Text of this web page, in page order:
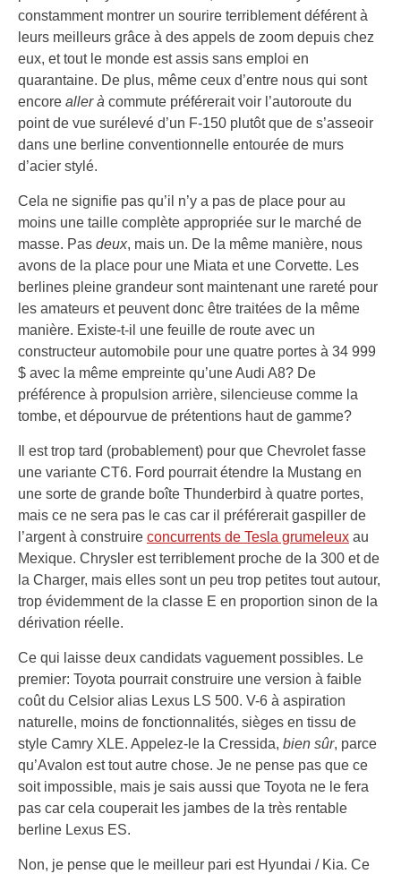
constamment montrer un sourire terriblement déférent à
leurs meilleurs grâce à des appels de zoom depuis chez
eux, et tout le monde est assis sans emploi en
quarantaine. De plus, même ceux d’entre nous qui sont
encore aller à commute préférerait voir l’autoroute du
point de vue surélevé d’un F-150 plutôt que de s’asseoir
dans une berline conventionnelle entourée de murs
d’acier stylé.
Cela ne signifie pas qu’il n’y a pas de place pour au
moins une taille complète appropriée sur le marché de
masse. Pas deux, mais un. De la même manière, nous
avons de la place pour une Miata et une Corvette. Les
berlines pleine grandeur sont maintenant une rareté pour
les amateurs et peuvent donc être traitées de la même
manière. Existe-t-il une feuille de route avec un
constructeur automobile pour une quatre portes à 34 999
$ avec la même empreinte qu’une Audi A8? De
préférence à propulsion arrière, silencieuse comme la
tombe, et dépourvue de prétentions haut de gamme?
Il est trop tard (probablement) pour que Chevrolet fasse
une variante CT6. Ford pourrait étendre la Mustang en
une sorte de grande boîte Thunderbird à quatre portes,
mais ce ne sera pas le cas car il préférerait gaspiller de
l’argent à construire concurrents de Tesla grumeleux au
Mexique. Chrysler est terriblement proche de la 300 et de
la Charger, mais elles sont un peu trop petites tout autour,
trop évidemment de la classe E en proportion sinon de la
dérivation réelle.
Ce qui laisse deux candidats vaguement possibles. Le
premier: Toyota pourrait construire une version à faible
coût du Celsior alias Lexus LS 500. V-6 à aspiration
naturelle, moins de fonctionnalités, sièges en tissu de
style Camry XLE. Appelez-le la Cressida, bien sûr, parce
qu’Avalon est tout autre chose. Je ne pense pas que ce
soit impossible, mais je sais aussi que Toyota ne le fera
pas car cela couperait les jambes de la très rentable
berline Lexus ES.
Non, je pense que le meilleur pari est Hyundai / Kia. Ce